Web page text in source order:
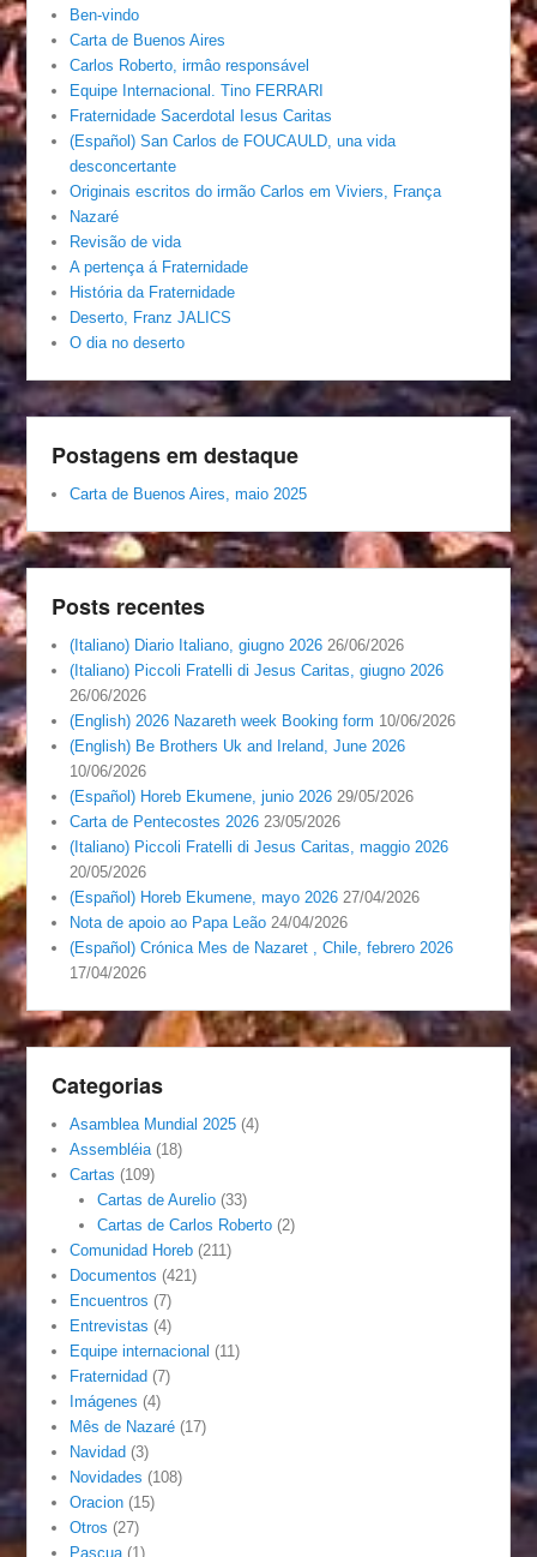
Ben-vindo
Carta de Buenos Aires
Carlos Roberto, irmâo responsável
Equipe Internacional. Tino FERRARI
Fraternidade Sacerdotal Iesus Caritas
(Español) San Carlos de FOUCAULD, una vida
desconcertante
Originais escritos do irmão Carlos em Viviers, França
Nazaré
Revisão de vida
A pertença á Fraternidade
História da Fraternidade
Deserto, Franz JALICS
O dia no deserto
Postagens em destaque
Carta de Buenos Aires, maio 2025
Posts recentes
(Italiano) Diario Italiano, giugno 2026 26/06/2026
(Italiano) Piccoli Fratelli di Jesus Caritas, giugno 2026
26/06/2026
(English) 2026 Nazareth week Booking form 10/06/2026
(English) Be Brothers Uk and Ireland, June 2026
10/06/2026
(Español) Horeb Ekumene, junio 2026 29/05/2026
Carta de Pentecostes 2026 23/05/2026
(Italiano) Piccoli Fratelli di Jesus Caritas, maggio 2026
20/05/2026
(Español) Horeb Ekumene, mayo 2026 27/04/2026
Nota de apoio ao Papa Leão 24/04/2026
(Español) Crónica Mes de Nazaret , Chile, febrero 2026
17/04/2026
Categorias
Asamblea Mundial 2025 (4)
Assembléia (18)
Cartas (109)
Cartas de Aurelio(33)
Cartas de Carlos Roberto(2)
Comunidad Horeb (211)
Documentos (421)
Encuentros (7)
Entrevistas (4)
Equipe internacional (11)
Fraternidad (7)
Imágenes (4)
Mês de Nazaré (17)
Navidad (3)
Novidades (108)
Oracion (15)
Otros (27)
Pascua (1)